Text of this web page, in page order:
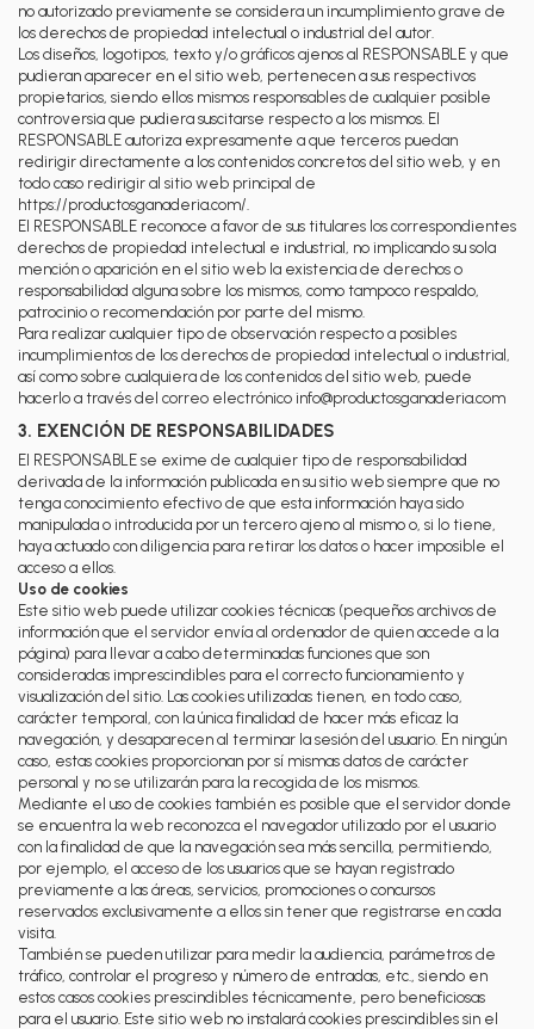
no autorizado previamente se considera un incumplimiento grave de
los derechos de propiedad intelectual o industrial del autor.
Los diseños, logotipos, texto y/o gráficos ajenos al RESPONSABLE y que
pudieran aparecer en el sitio web, pertenecen a sus respectivos
propietarios, siendo ellos mismos responsables de cualquier posible
controversia que pudiera suscitarse respecto a los mismos. El
RESPONSABLE autoriza expresamente a que terceros puedan
redirigir directamente a los contenidos concretos del sitio web, y en
todo caso redirigir al sitio web principal de
https://productosganaderia.com/.
El RESPONSABLE reconoce a favor de sus titulares los correspondientes
derechos de propiedad intelectual e industrial, no implicando su sola
mención o aparición en el sitio web la existencia de derechos o
responsabilidad alguna sobre los mismos, como tampoco respaldo,
patrocinio o recomendación por parte del mismo.
Para realizar cualquier tipo de observación respecto a posibles
incumplimientos de los derechos de propiedad intelectual o industrial,
así como sobre cualquiera de los contenidos del sitio web, puede
hacerlo a través del correo electrónico info@productosganaderia.com
3. EXENCIÓN DE RESPONSABILIDADES
El RESPONSABLE se exime de cualquier tipo de responsabilidad
derivada de la información publicada en su sitio web siempre que no
tenga conocimiento efectivo de que esta información haya sido
manipulada o introducida por un tercero ajeno al mismo o, si lo tiene,
haya actuado con diligencia para retirar los datos o hacer imposible el
acceso a ellos.
Uso de cookies
Este sitio web puede utilizar cookies técnicas (pequeños archivos de
información que el servidor envía al ordenador de quien accede a la
página) para llevar a cabo determinadas funciones que son
consideradas imprescindibles para el correcto funcionamiento y
visualización del sitio. Las cookies utilizadas tienen, en todo caso,
carácter temporal, con la única finalidad de hacer más eficaz la
navegación, y desaparecen al terminar la sesión del usuario. En ningún
caso, estas cookies proporcionan por sí mismas datos de carácter
personal y no se utilizarán para la recogida de los mismos.
Mediante el uso de cookies también es posible que el servidor donde
se encuentra la web reconozca el navegador utilizado por el usuario
con la finalidad de que la navegación sea más sencilla, permitiendo,
por ejemplo, el acceso de los usuarios que se hayan registrado
previamente a las áreas, servicios, promociones o concursos
reservados exclusivamente a ellos sin tener que registrarse en cada
visita.
También se pueden utilizar para medir la audiencia, parámetros de
tráfico, controlar el progreso y número de entradas, etc., siendo en
estos casos cookies prescindibles técnicamente, pero beneficiosas
para el usuario. Este sitio web no instalará cookies prescindibles sin el